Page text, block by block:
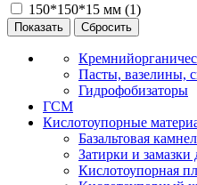
150*150*15 мм (1)
Пасты, вазелины,
Гидрофобизаторы
ГСМ
Кислотоупорные
Базальтовая
Затирки и
Кислотоупорная